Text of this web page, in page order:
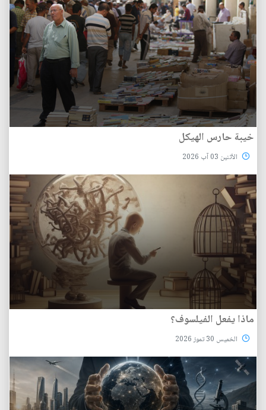
خيبة حارس الهيكل
الأثنين 03 آب 2026
ماذا يفعل الفيلسوف؟
الخميس 30 تموز 2026